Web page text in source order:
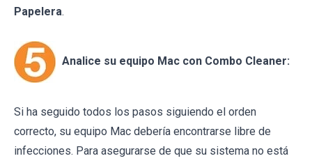
Papelera.
Analice su equipo Mac con Combo Cleaner:
Si ha seguido todos los pasos siguiendo el orden
correcto, su equipo Mac debería encontrarse libre de
infecciones. Para asegurarse de que su sistema no está